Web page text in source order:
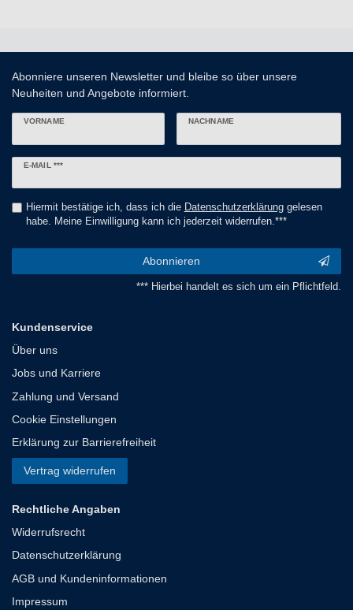
Abonniere unseren Newsletter und bleibe so über unsere
Neuheiten und Angebote informiert.
VORNAME NACHNAME
E-MAIL ***
Newsletter
Hiermit bestätige ich, dass ich die Daten­schutz­erklärunggelesen
habe. Meine Einwilligung kann ich jederzeit widerrufen.***
Abonnieren
*** Hierbei handelt es sich um ein Pflichtfeld.
Kundenservice
Über uns
Jobs und Karriere
Zahlung und Versand
Cookie Einstellungen
Erklärung zur Barrierefreiheit
Vertrag widerrufen
Rechtliche Angaben
Widerrufsrecht
Datenschutzerklärung
AGB und Kundeninformationen
Impressum